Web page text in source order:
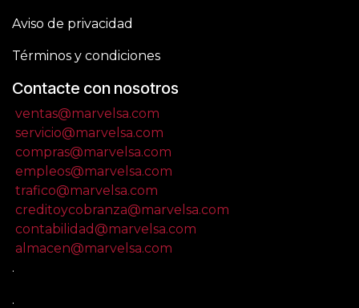
Aviso de privacidad
Términos y condiciones
Contacte con nosotros
ventas@marvelsa.com
servicio@marvelsa.com
compras@marvelsa.com
empleos@marvelsa.com
trafico@marvelsa.com
creditoycobranza@marvelsa.com
contabilidad@marvelsa.com
almacen@marvelsa.com
.
.